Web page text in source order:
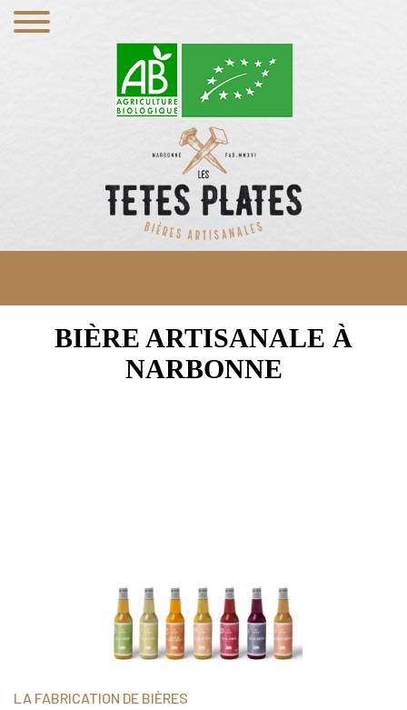
BIÈRE ARTISANALE À
NARBONNE
LA FABRICATION DE BIÈRES